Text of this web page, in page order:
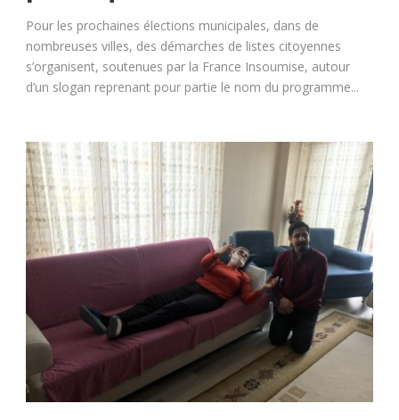
Pour les prochaines élections municipales, dans de
nombreuses villes, des démarches de listes citoyennes
s’organisent, soutenues par la France Insoumise, autour
d’un slogan reprenant pour partie le nom du programme...